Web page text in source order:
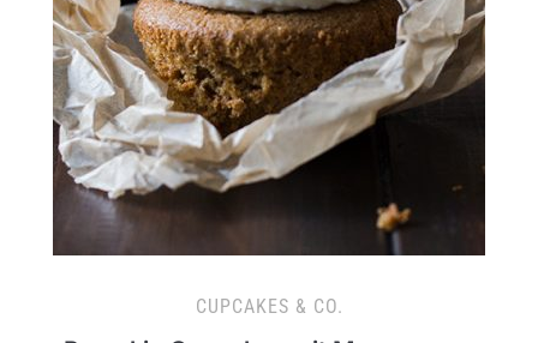
CUPCAKES & CO.